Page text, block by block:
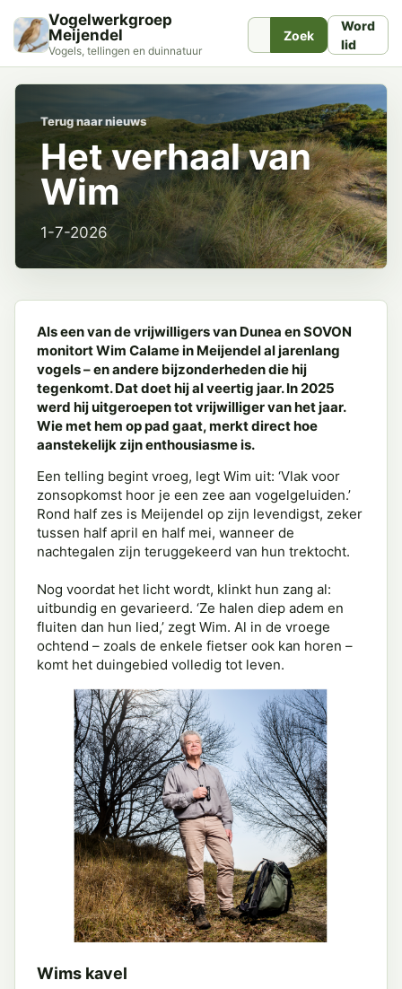
Vogelwerkgroep
Meijendel
Vogels, tellingen en duinnatuur
Zoek
Word
lid
Terug naar nieuws
Het verhaal van
Wim
1-7-2026
Als een van de vrijwilligers van Dunea en SOVON
monitort Wim Calame in Meijendel al jarenlang
vogels – en andere bijzonderheden die hij
tegenkomt. Dat doet hij al veertig jaar. In 2025
werd hij uitgeroepen tot vrijwilliger van het jaar.
Wie met hem op pad gaat, merkt direct hoe
aanstekelijk zijn enthousiasme is.
Een telling begint vroeg, legt Wim uit: ‘Vlak voor
zonsopkomst hoor je een zee aan vogelgeluiden.’
Rond half zes is Meijendel op zijn levendigst, zeker
tussen half april en half mei, wanneer de
nachtegalen zijn teruggekeerd van hun trektocht.
Nog voordat het licht wordt, klinkt hun zang al:
uitbundig en gevarieerd. ‘Ze halen diep adem en
fluiten dan hun lied,’ zegt Wim. Al in de vroege
ochtend – zoals de enkele fietser ook kan horen –
komt het duingebied volledig tot leven.
Wims kavel